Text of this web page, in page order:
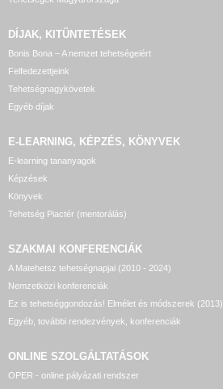
DÍJAK, KITÜNTETÉSEK
Bonis Bona – A nemzet tehetségeiért
Felfedezettjeink
Tehetségnagykövetek
Egyéb díjak
E-LEARNING, KÉPZÉS, KÖNYVEK
E-learning tananyagok
Képzések
Könyvek
Tehetség Piactér (mentorálás)
SZAKMAI KONFERENCIÁK
A Matehetsz tehetségnapjai (2010 - 2024)
Nemzetközi konferenciák
Ez is tehetséggondozás! Elmélet és módszerek (2013)
Egyéb, további rendezvények, konferenciák
ONLINE SZOLGÁLTATÁSOK
OPER - online pályázati rendszer